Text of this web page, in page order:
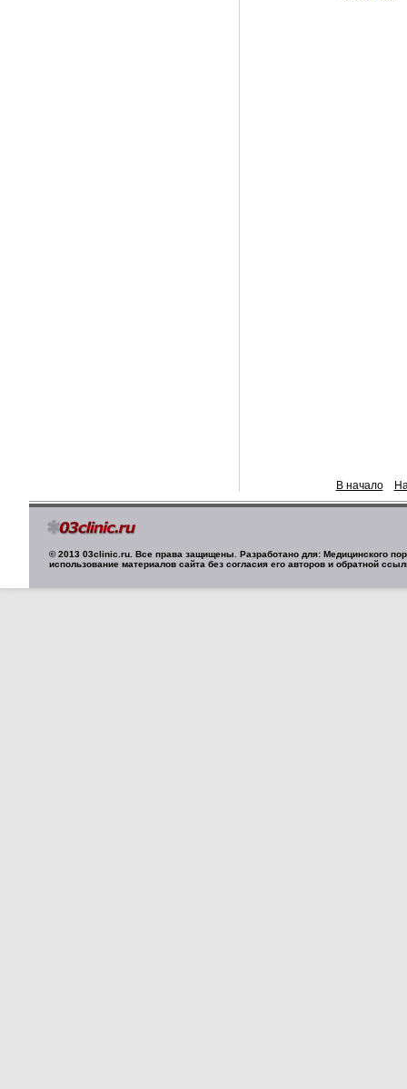
В начало
© 2013 03clinic.ru. Все права защищены. Разработано для: Медицинского
использование материалов сайта без согласия его авторов и обратной